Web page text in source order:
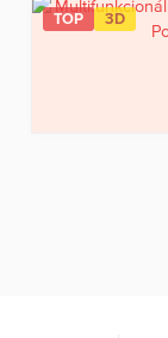
TOP 3D